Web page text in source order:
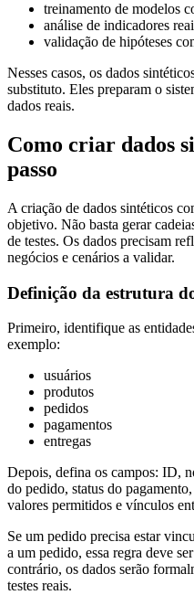
treinamento de modelos
análise de indicadores
validação de hipóteses
Nesses casos, os dados
substituto. Eles preparam o
dados reais.
Como criar dados
passo
A criação de dados sintéticos
objetivo. Não basta gerar
de testes. Os dados precisam
negócios e cenários a validar.
Definição da estrutura
Primeiro, identifique as
exemplo:
usuários
produtos
pedidos
pagamentos
entregas
Depois, defina os campos: ID,
do pedido, status do
valores permitidos e vínculos
Se um pedido precisa estar
a um pedido, essa regra deve
contrário, os dados serão
testes reais.